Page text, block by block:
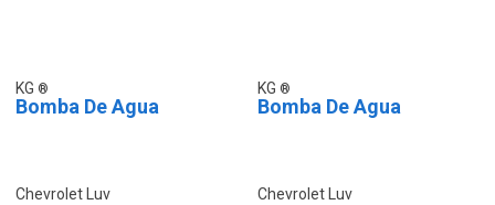
KG
Bomba De Agua
Chevrolet Luv
KG
Bomba De Agua
Chevrolet Luv